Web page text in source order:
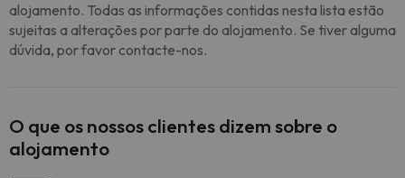
alojamento. Todas as informações contidas nesta lista estão
sujeitas a alterações por parte do alojamento. Se tiver alguma
dúvida, por favor contacte-nos.
O que os nossos clientes dizem sobre o
alojamento